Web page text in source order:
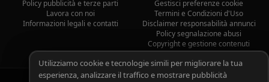
Policy pubblicità e terze parti
Lavora con noi
Informazioni legali e contatti
Gestisci preferenze cookie
Termini e Condizioni d'Uso
Disclaimer responsabilità annunci
Policy segnalazione abusi
Copyright e gestione contenuti
Utilizziamo cookie e tecnologie simili per migliorare la tua
esperienza, analizzare il traffico e mostrare pubblicità